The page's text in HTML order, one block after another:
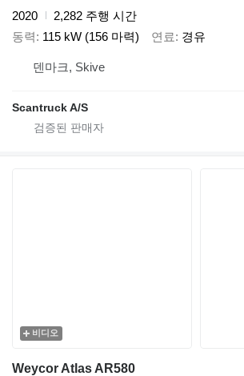
2020
2,282 주행 시간
동력
115 kW (156 마력) 연료 경유
덴마크, Skive
Scantruck A/S
비디오
Weycor Atlas AR580